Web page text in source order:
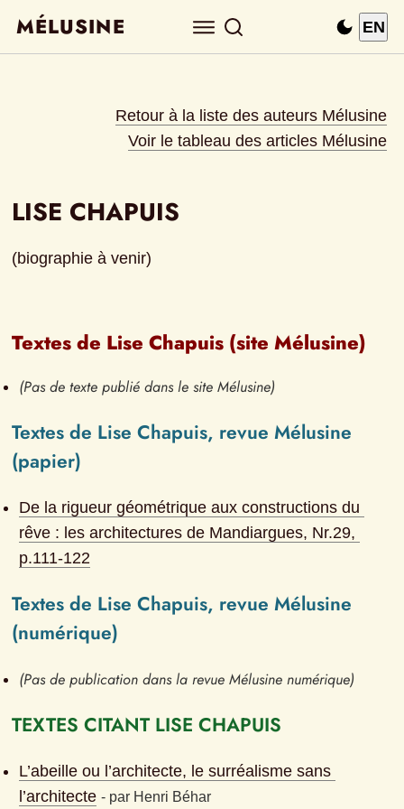
MÉLUSINE EN
Retour à la liste des auteurs Mélusine
Voir le tableau des articles Mélusine
LISE CHAPUIS
(biographie à venir)
Textes de Lise Chapuis (site Mélusine)
(Pas de texte publié dans le site Mélusine)
Textes de Lise Chapuis, revue Mélusine
(papier)
De la rigueur géométrique aux constructions du
rêve : les architectures de Mandiargues, Nr.29,
p.111-122
Textes de Lise Chapuis, revue Mélusine
(numérique)
(Pas de publication dans la revue Mélusine numérique)
TEXTES CITANT LISE CHAPUIS
L’abeille ou l’architecte, le surréalisme sans
l’architecte - par Henri Béhar